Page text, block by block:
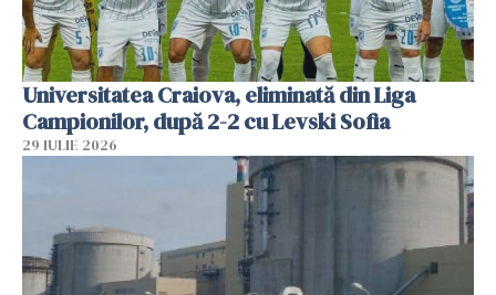
Universitatea Craiova, eliminată din Liga
Campionilor, după 2-2 cu Levski Sofia
29 IULIE 2026